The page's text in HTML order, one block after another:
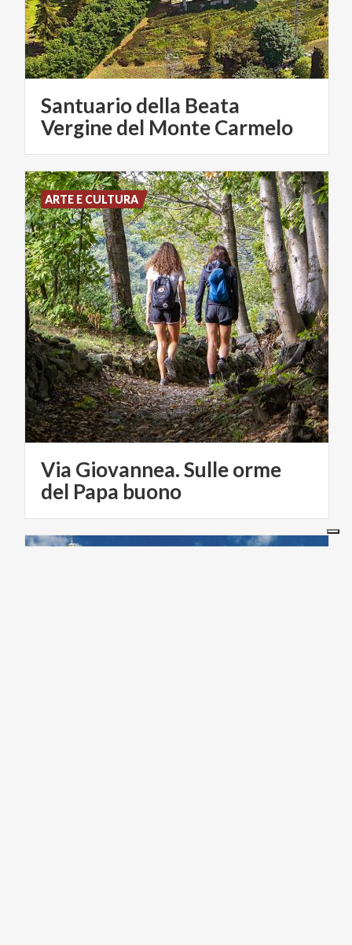
Santuario della Beata
Vergine del Monte Carmelo
Via Giovannea. Sulle orme
del Papa buono
ARTE E CULTURA